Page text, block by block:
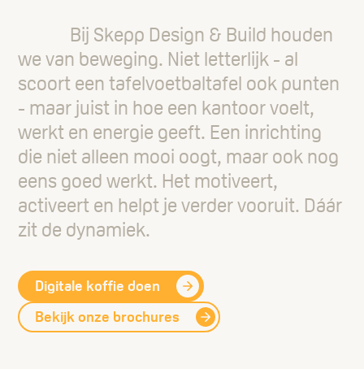
Bij Skepp Design & Build houden
we van beweging. Niet letterlijk - al
scoort een tafelvoetbaltafel ook punten
- maar juist in hoe een kantoor voelt,
werkt en energie geeft. Een inrichting
die niet alleen mooi oogt, maar ook nog
eens goed werkt. Het motiveert,
activeert en helpt je verder vooruit. Dáár
zit de dynamiek.
Digitale koffie doen
Bekijk onze brochures